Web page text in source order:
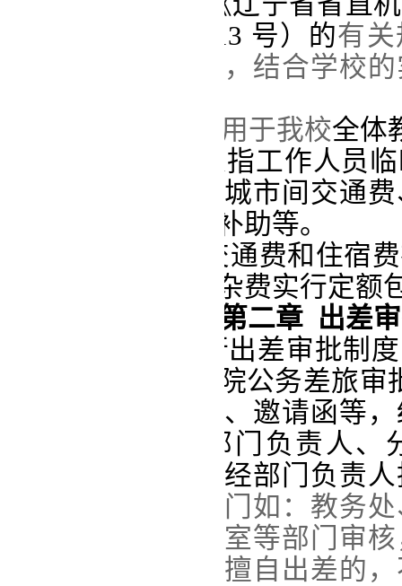
辽委办发[2014]13 号） 的有
作与生活的需要，结合学校
本办法适用于我校全体
差旅费是指工作人员
务出差所发生的城市间交通
市内交通、电话补助等。
城市间交通费和住宿
补贴及公杂费实行定额
第二章 出差
实行出差审批制
师范大学海华学院公务差旅审
、 邀请函等 ，
经部门负责人、
；参加培训，应经部门负责
还要经过组办部门如：教务
行政办公室等部门审
未经核准擅自出差的